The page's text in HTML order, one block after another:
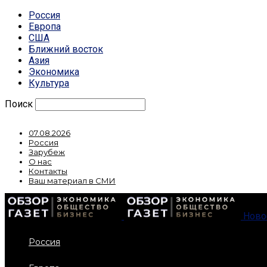
Россия
Европа
США
Ближний восток
Азия
Экономика
Культура
Поиск
07.08.2026
Россия
Зарубеж
О нас
Контакты
Ваш материал в СМИ
Россия